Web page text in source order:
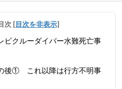
次 [目次を非表示]
ビクルーダイバー水難死亡事
後① これ以降は行方不明事